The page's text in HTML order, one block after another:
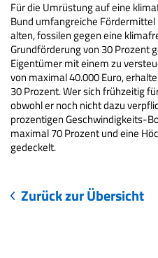
Für die Umrüstung auf eine
Bund umfangreiche Fördermittel
alten, fossilen gegen eine
Grundförderung von 30 Prozent
Eigentümer mit einem zu
von maximal 40.000 Euro,
30 Prozent. Wer sich frühzeitig
obwohl er noch nicht dazu
prozentigen Geschwindigkeits-
maximal 70 Prozent und eine
gedeckelt.
Zurück zur Übersicht